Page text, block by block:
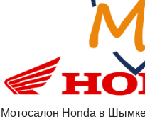
Мотосалон Honda в